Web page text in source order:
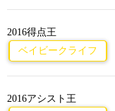
2016得点王
ベイビークライフ
2016アシスト王